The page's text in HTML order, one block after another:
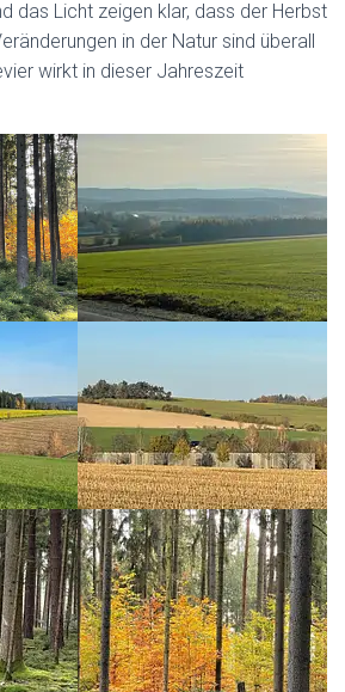
das Licht zeigen klar, dass der Herbst
in der Natur sind überall
wirkt in dieser Jahreszeit